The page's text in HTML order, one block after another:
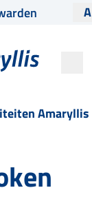
A
Amaryllis